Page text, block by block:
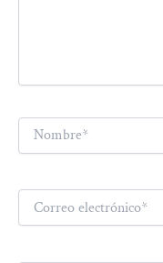
Nombre*
electrónico*